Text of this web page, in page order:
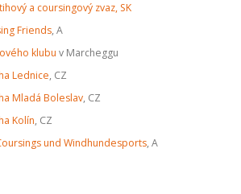
a coursingový zvaz, SK
Friends, A
klubu v Marcheggu
Lednice, CZ
Mladá Boleslav, CZ
Kolín, CZ
und Windhundesports, A